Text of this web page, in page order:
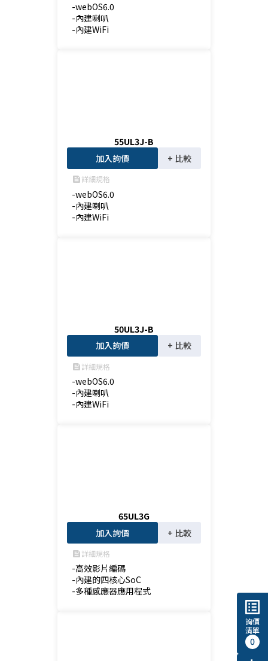
-webOS6.0
-內建喇叭
-內建WiFi
55UL3J-B
加入詢價
+ 比較
feed詳細規格
-webOS6.0
-內建喇叭
-內建WiFi
50UL3J-B
加入詢價
+ 比較
feed詳細規格
-webOS6.0
-內建喇叭
-內建WiFi
65UL3G
加入詢價
+ 比較
feed詳細規格
-高效影片編碼
-內建的四核心SoC
-多種感應器應用程式
list_alt
詢價
清單
0